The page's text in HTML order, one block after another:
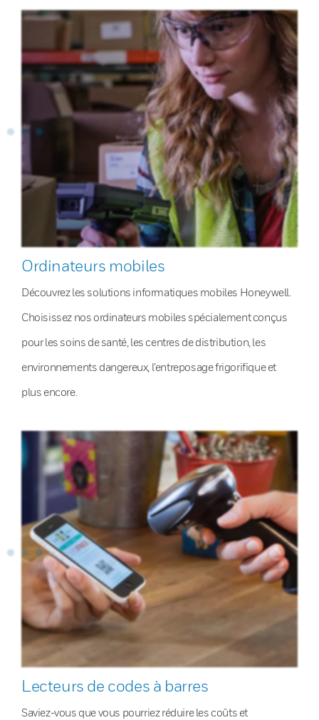
Ordinateurs mobiles
Découvrez les solutions informatiques mobiles Honeywell.
Choisissez nos ordinateurs mobiles spécialement conçus
pour les soins de santé, les centres de distribution, les
environnements dangereux, l’entreposage frigorifique et
plus encore.
Lecteurs de codes à barres
Saviez-vous que vous pourriez réduire les coûts et